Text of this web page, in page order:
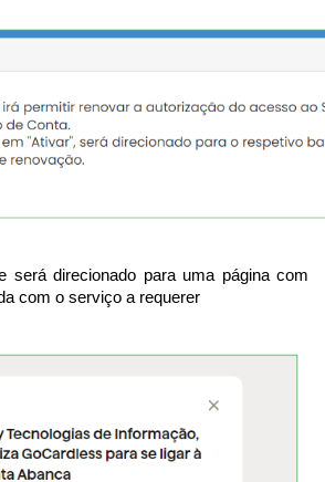
será direcionado para uma página com
com o serviço a requerer